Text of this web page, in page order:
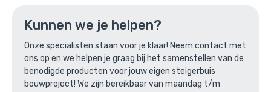
Kunnen we je helpen?
Onze specialisten staan voor je klaar! Neem contact met
ons op en we helpen je graag bij het samenstellen van de
benodigde producten voor jouw eigen steigerbuis
bouwproject! We zijn bereikbaar van maandag t/m
Bovenstaande product wordt vaak
gecombineerd met: